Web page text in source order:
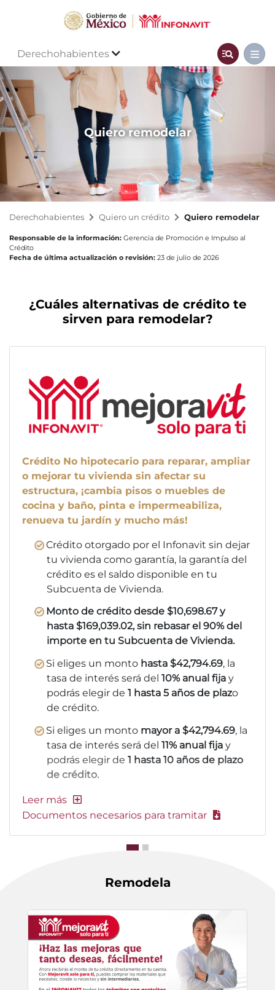
Derechohabientes
Quiero remodelar
Derechohabientes Quiero un crédito Quiero remodelar
Responsable de la información: Gerencia de Promoción e Impulso al
Crédito
Fecha de última actualización o revisión: 23 de julio de 2026
¿Cuáles alternativas de crédito te
sirven para remodelar?
Crédito No hipotecario para reparar, ampliar
o mejorar tu vivienda sin afectar su
estructura, ¡cambia pisos o muebles de
cocina y baño, pinta e impermeabiliza,
renueva tu jardín y mucho más!
Crédito otorgado por el Infonavit sin dejar
tu vivienda como garantía, la garantía del
crédito es el saldo disponible en tu
Subcuenta de Vivienda.
Monto de crédito desde $10,698.67 y
hasta $169,039.02, sin rebasar el 90% del
importe en tu Subcuenta de Vivienda.
Si eliges un monto hasta $42,794.69, la
tasa de interés será del 10% anual fija y
podrás elegir de 1 hasta 5 años de plazo
de crédito.
Si eliges un monto mayor a $42,794.69, la
tasa de interés será del 11% anual fija y
podrás elegir de 1 hasta 10 años de plazo
de crédito.
Documentos necesarios para tramitar
Remodela